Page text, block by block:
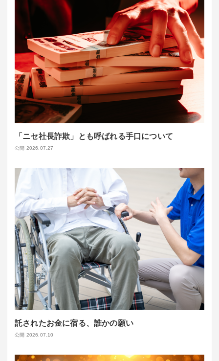
「ニセ社長詐欺」とも呼ばれる手口について
公開 2026.07.27
託されたお金に宿る、誰かの願い
公開 2026.07.10